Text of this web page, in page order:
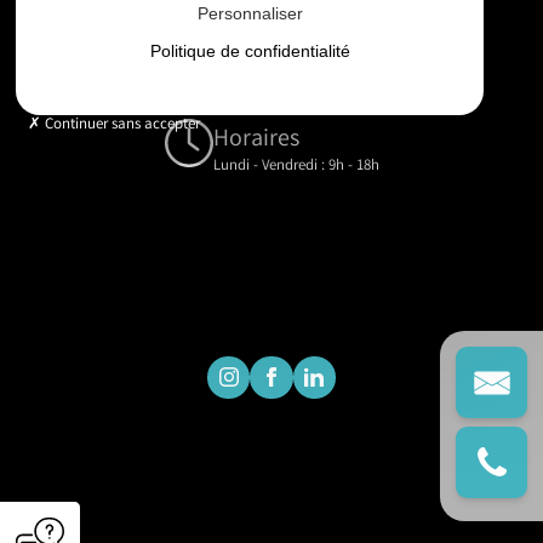
contact@gd-drones-services.fr
Horaires
Lundi - Vendredi : 9h - 18h
Personnaliser
Politique de confidentialité
Continuer sans accepter